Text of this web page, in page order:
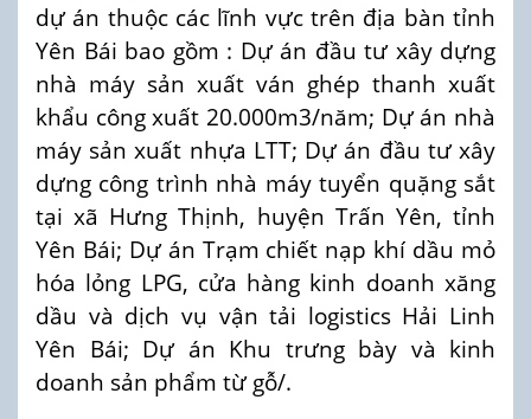
dự án thuộc các lĩnh vực trên địa bàn tỉnh
Yên Bái bao gồm : Dự án đầu tư xây dựng
nhà máy sản xuất ván ghép thanh xuất
khẩu công xuất 20.000m3/năm; Dự án nhà
máy sản xuất nhựa LTT; Dự án đầu tư xây
dựng công trình nhà máy tuyển quặng sắt
tại xã Hưng Thịnh, huyện Trấn Yên, tỉnh
Yên Bái; Dự án Trạm chiết nạp khí dầu mỏ
hóa lỏng LPG, cửa hàng kinh doanh xăng
dầu và dịch vụ vận tải logistics Hải Linh
Yên Bái; Dự án Khu trưng bày và kinh
doanh sản phẩm từ gỗ/.